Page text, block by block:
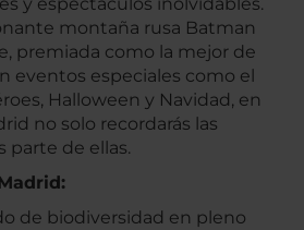
y espectáculos inolvidables.
montaña rusa Batman
, premiada como la mejor de
eventos especiales como el
Halloween y Navidad, en
no solo recordarás las
parte de ellas.
de biodiversidad en pleno